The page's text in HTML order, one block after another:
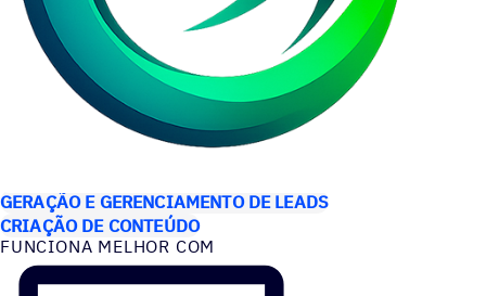
GERAÇÃO E GERENCIAMENTO DE LEADS
CRIAÇÃO DE CONTEÚDO
FUNCIONA MELHOR COM